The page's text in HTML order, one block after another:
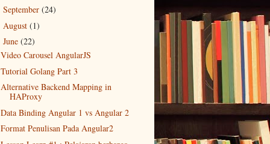
September (24)
August (1)
June (22)
Video Carousel AngularJS
Tutorial Golang Part 3
Alternative Backend Mapping in
HAProxy
Data Binding Angular 1 vs Angular 2
Format Penulisan Pada Angular2